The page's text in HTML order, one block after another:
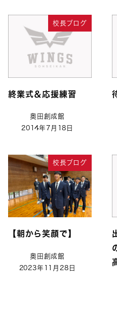
校長ブログ
終業式＆応援練習
奥田創成館
2014年7月18日
校長ブログ
【朝から笑顔で】
奥田創成館
2023年11月28日